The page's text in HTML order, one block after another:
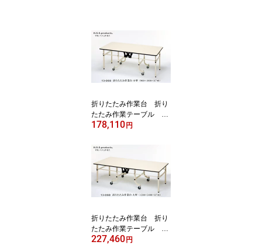
折りたたみ作業台 折り
たたみ作業テーブル ア
イボリー ：立ち仕事用
業台）小型（900×1800×
高さ740） 天板フロア
リューム）
178,110 円
折りたたみ作業台 折り
たたみ作業テーブル ア
イボリー ：立ち仕事用
227,460 円